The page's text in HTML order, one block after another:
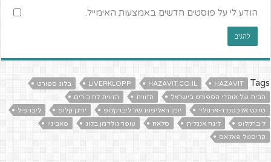
הודע לי על פוסטים חדשים באמצעות האימייל.
Tags
HAZAVIT
HAZAVIT.CO.IL
LIVERKLOPP
בלוג ספורט
הבית של אוהדי הספורט בישראל
הזווית
הזווית לחיבורים
טרנט אלכסנדר-ארנולד
יומן האליפות של ליברקלופ יורגן קלופ
ליברפול
ליברקלופ
ליגה אנגלית סלאח עופר גולדמן בלוג
פאביניו
קריסטל פאלאס